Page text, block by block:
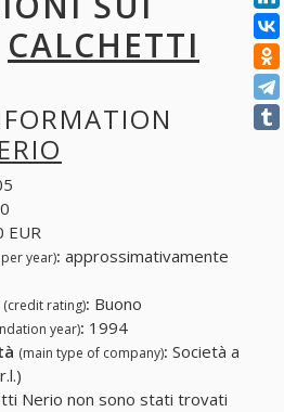
CALCHETTI
EUR
year): approssimativamente
(credit rating): Buono
year): 1994
(main type of company): Società a
Nerio non sono stati trovati